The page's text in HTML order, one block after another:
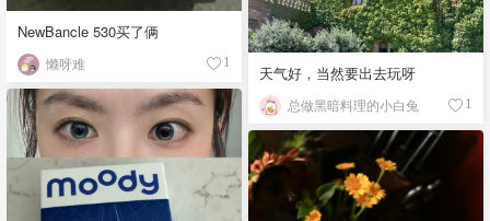
NewBancle 530买了俩
懒呀难 1
天气好，当然要出去玩呀
总做黑暗料理的小白兔 1